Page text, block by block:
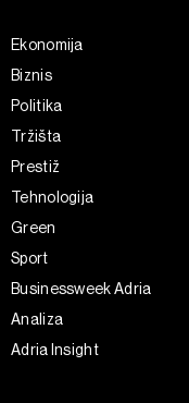
Ekonomija
Biznis
Politika
Tržišta
Prestiž
Tehnologija
Green
Sport
Businessweek Adria
Analiza
Adria Insight